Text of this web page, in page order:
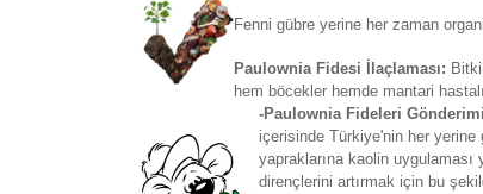
Fenni gübre yerine her zaman
Paulownia Fidesi İlaçlaması:
hem böcekler hemde mantari
-Paulownia Fideleri Gönderimi
içerisinde Türkiye'nin her
yapraklarına kaolin
dirençlerini artırmak için bu